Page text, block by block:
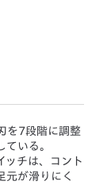
を7段階に調整
いる。
ッチは、コント
元が滑りにく